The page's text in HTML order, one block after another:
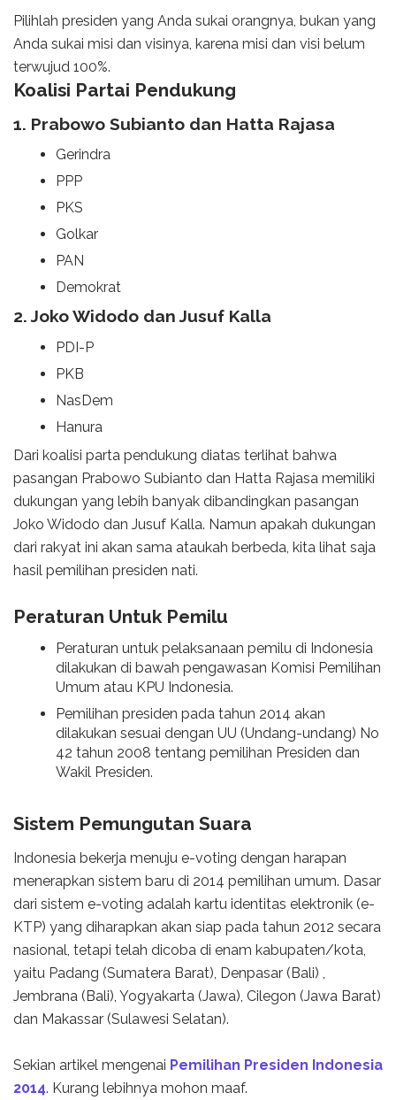
Pilihlah presiden yang Anda sukai orangnya, bukan yang
Anda sukai misi dan visinya, karena misi dan visi belum
terwujud 100%.
Koalisi Partai Pendukung
1. Prabowo Subianto dan Hatta Rajasa
Gerindra
PPP
PKS
Golkar
PAN
Demokrat
2. Joko Widodo dan Jusuf Kalla
PDI-P
PKB
NasDem
Hanura
Dari koalisi parta pendukung diatas terlihat bahwa
pasangan Prabowo Subianto dan Hatta Rajasa memiliki
dukungan yang lebih banyak dibandingkan pasangan
Joko Widodo dan Jusuf Kalla. Namun apakah dukungan
dari rakyat ini akan sama ataukah berbeda, kita lihat saja
hasil pemilihan presiden nati.
Peraturan Untuk Pemilu
Peraturan untuk pelaksanaan pemilu di Indonesia
dilakukan di bawah pengawasan Komisi Pemilihan
Umum atau KPU Indonesia.
Pemilihan presiden pada tahun 2014 akan
dilakukan sesuai dengan UU (Undang-undang) No
42 tahun 2008 tentang pemilihan Presiden dan
Wakil Presiden.
Sistem Pemungutan Suara
Indonesia bekerja menuju e-voting dengan harapan
menerapkan sistem baru di 2014 pemilihan umum. Dasar
dari sistem e-voting adalah kartu identitas elektronik (e-
KTP) yang diharapkan akan siap pada tahun 2012 secara
nasional, tetapi telah dicoba di enam kabupaten/kota,
yaitu Padang (Sumatera Barat), Denpasar (Bali) ,
Jembrana (Bali), Yogyakarta (Jawa), Cilegon (Jawa Barat)
dan Makassar (Sulawesi Selatan).
Sekian artikel mengenai Pemilihan Presiden Indonesia
2014. Kurang lebihnya mohon maaf.